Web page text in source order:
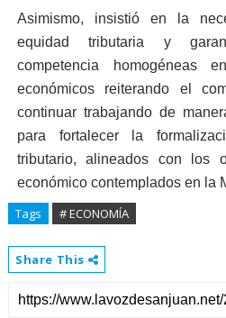
Asimismo, insistió en la
equidad tributaria y
competencia homogéneas
económicos reiterando el
continuar trabajando de
para fortalecer la
tributario, alineados con los
económico contemplados en la
Tags # ECONOMÍA
Share This